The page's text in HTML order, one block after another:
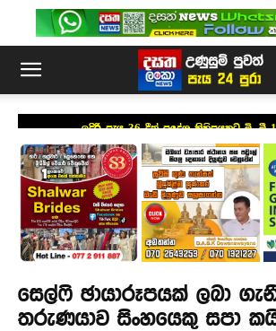
ඉදිරි පැය 36 දීත් ප්‍රදේශ කිහිපයකට මි. මී
සෙල්ෆි ඡායාරූපයක් ලබා
තරුණයාව සිංහයෙකු සපා